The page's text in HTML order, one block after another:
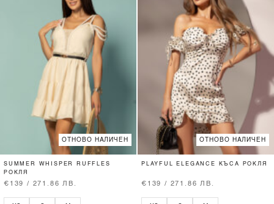
ОТНОВО НАЛИЧЕН
SUMMER WHISPER RUFFLES
РОКЛЯ
€139 / 271.86 ЛВ.
ОТНОВО НАЛИЧЕН
PLAYFUL ELEGANCE КЪСА РОКЛЯ
€139 / 271.86 ЛВ.